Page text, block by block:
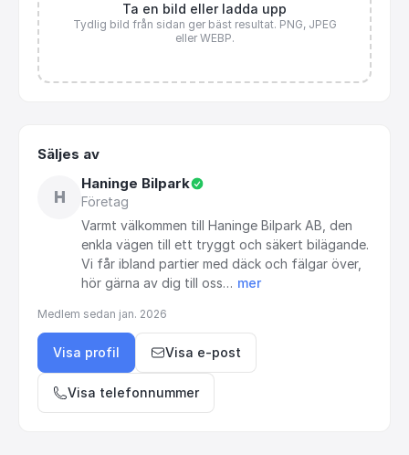
Ta en bild eller ladda upp
Tydlig bild från sidan ger bäst resultat. PNG, JPEG
eller WEBP.
Säljes av
H
Haninge Bilpark
Företag
Varmt välkommen till Haninge Bilpark AB, den
enkla vägen till ett tryggt och säkert bilägande.
Vi får ibland partier med däck och fälgar över,
hör gärna av dig till oss… mer
Medlem sedan jan. 2026
Visa profil Visa e-post
Visa telefonnummer